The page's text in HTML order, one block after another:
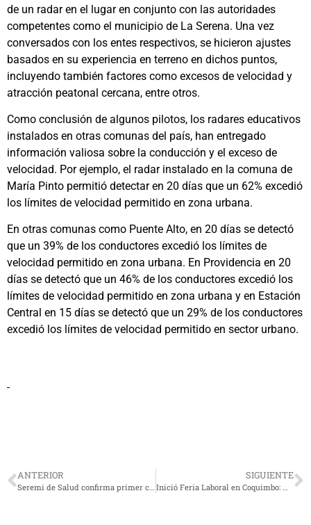
de un radar en el lugar en conjunto con las autoridades
competentes como el municipio de La Serena. Una vez
conversados con los entes respectivos, se hicieron ajustes
basados en su experiencia en terreno en dichos puntos,
incluyendo también factores como excesos de velocidad y
atracción peatonal cercana, entre otros.
Como conclusión de algunos pilotos, los radares educativos
instalados en otras comunas del país, han entregado
información valiosa sobre la conducción y el exceso de
velocidad. Por ejemplo, el radar instalado en la comuna de
María Pinto permitió detectar en 20 días que un 62% excedió
los límites de velocidad permitido en zona urbana.
En otras comunas como Puente Alto, en 20 días se detectó
que un 39% de los conductores excedió los límites de
velocidad permitido en zona urbana. En Providencia en 20
días se detectó que un 46% de los conductores excedió los
límites de velocidad permitido en zona urbana y en Estación
Central en 15 días se detectó que un 29% de los conductores
excedió los límites de velocidad permitido en sector urbano.
ANTERIOR
Seremi de Salud confirma primer caso de variante Ómicron en la Región de Coquimbo
SIGUIENTE
Inició Feria Laboral en Coquimbo: más de tres mil vacantes esperan ser completadas